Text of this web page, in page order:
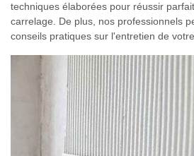
techniques élaborées pour réussir
carrelage. De plus, nos professionnels
conseils pratiques sur l'entretien de